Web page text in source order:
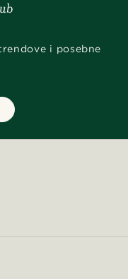
i posebne